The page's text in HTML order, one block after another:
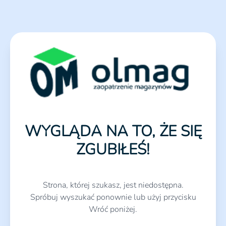
WYGLĄDA NA TO, ŻE SIĘ
ZGUBIŁEŚ!
Strona, której szukasz, jest niedostępna.
Spróbuj wyszukać ponownie lub użyj przycisku
Wróć poniżej.